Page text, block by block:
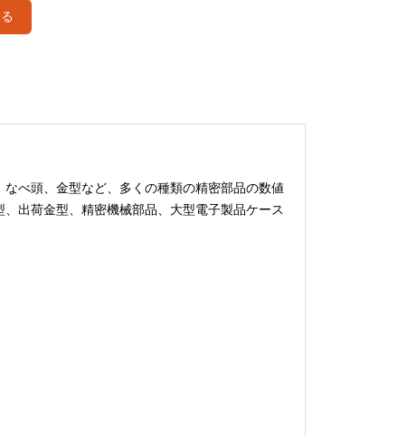
べ頭、金型など、多くの種類の精密部品の数値
出荷金型、精密機械部品、大型電子製品ケース